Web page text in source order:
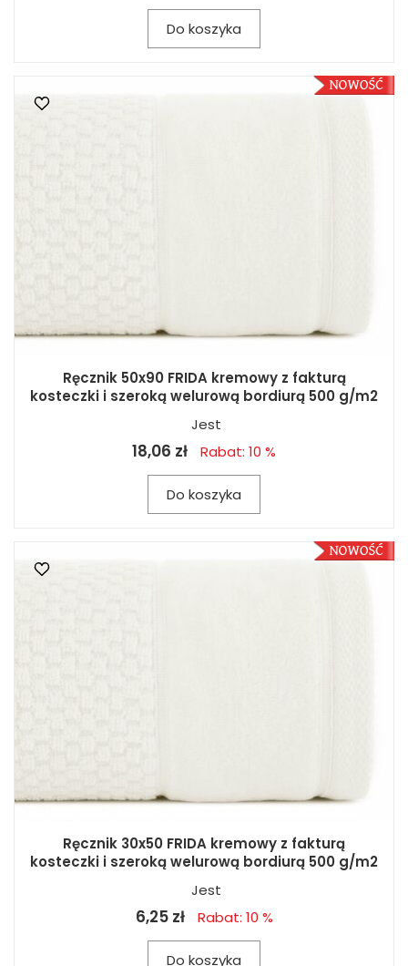
Do koszyka
Ręcznik 50x90 FRIDA kremowy z fakturą
kosteczki i szeroką welurową bordiurą 500 g/m2
Jest
18,06 zł Rabat: 10 %
Do koszyka
Ręcznik 30x50 FRIDA kremowy z fakturą
kosteczki i szeroką welurową bordiurą 500 g/m2
Jest
6,25 zł Rabat: 10 %
Do koszyka